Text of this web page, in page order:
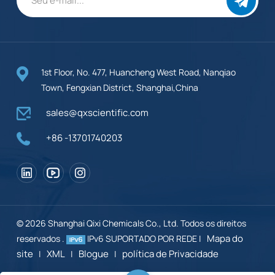
1st Floor, No. 477, Huancheng West Road, Nanqiao
Town, Fengxian District, Shanghai,China
sales@qxscientific.com
+86 -13701740203
© 2026 Shanghai Qixi Chemicals Co., Ltd. Todos os direitos
reservados .
IPv6 SUPORTADO POR REDE | Mapa do
site | XML | Blogue | política de Privacidade